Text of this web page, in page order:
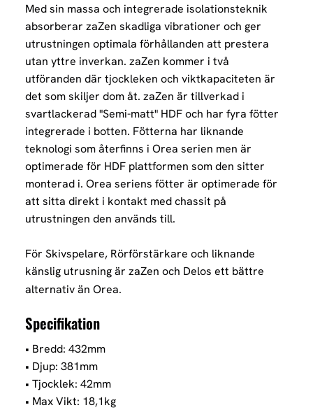
Med sin massa och integrerade isolationsteknik
absorberar zaZen skadliga vibrationer och ger
utrustningen optimala förhållanden att prestera
utan yttre inverkan. zaZen kommer i två
utföranden där tjockleken och viktkapaciteten är
det som skiljer dom åt. zaZen är tillverkad i
svartlackerad "Semi-matt" HDF och har fyra fötter
integrerade i botten. Fötterna har liknande
teknologi som återfinns i Orea serien men är
optimerade för HDF plattformen som den sitter
monterad i. Orea seriens fötter är optimerade för
att sitta direkt i kontakt med chassit på
utrustningen den används till.
För Skivspelare, Rörförstärkare och liknande
känslig utrusning är zaZen och Delos ett bättre
alternativ än Orea.
Specifikation
• Bredd: 432mm
• Djup: 381mm
• Tjocklek: 42mm
• Max Vikt: 18,1kg